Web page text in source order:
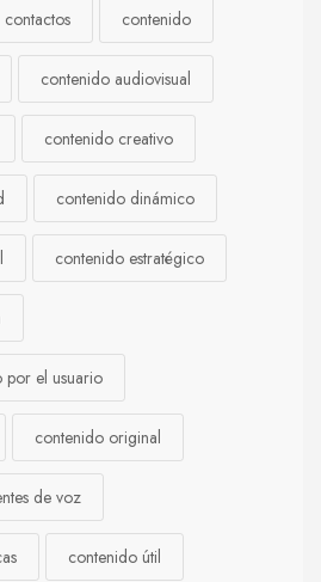
contactos contenido
contenido audiovisual
contenido creativo
contenido dinámico
contenido estratégico
por el usuario
contenido original
de voz
contenido útil